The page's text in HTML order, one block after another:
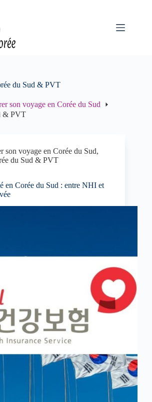
du Sud & PVT
son voyage en Corée du Sud
& PVT
son voyage en Corée du Sud,
du Sud & PVT
en Corée du Sud : entre NHI et